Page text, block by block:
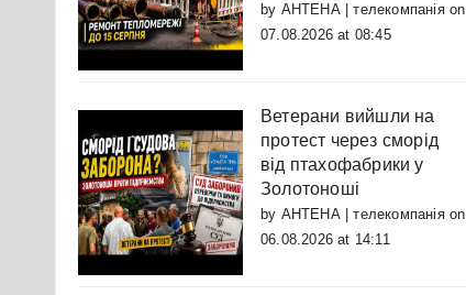
by АНТЕНА | телекомпаніяon
07.08.2026 at 08:45
Ветерани вийшли на
протест через сморід
від птахофабрики у
Золотоноші
by АНТЕНА | телекомпаніяon
06.08.2026 at 14:11